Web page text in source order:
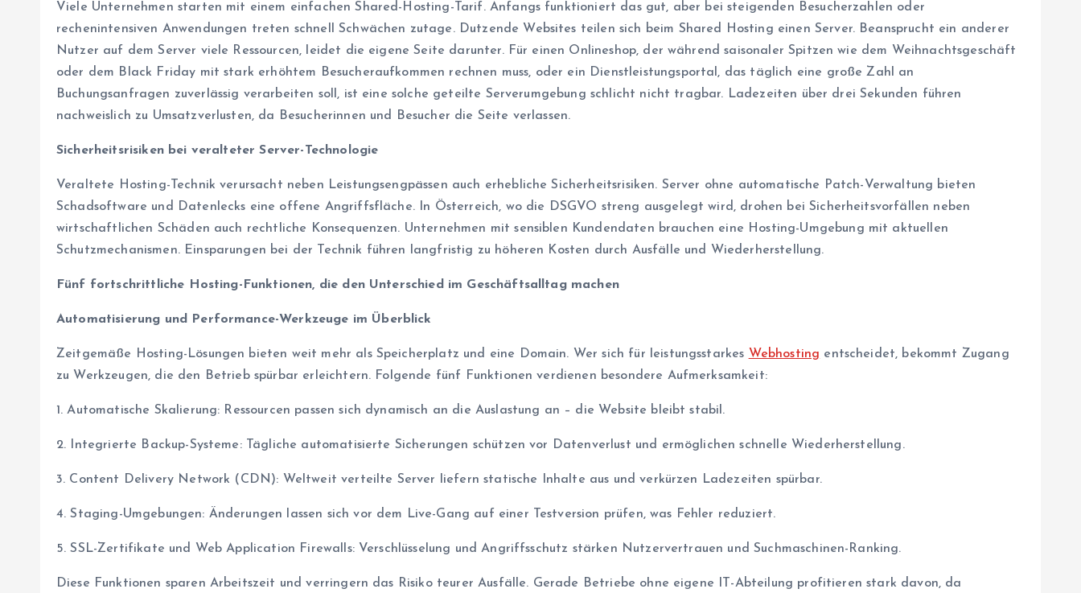
Viele Unternehmen starten mit einem einfachen Shared-Hosting-Tarif. Anfangs funktioniert das gut, aber bei steigenden Besucherzahlen oder
rechenintensiven Anwendungen treten schnell Schwächen zutage. Dutzende Websites teilen sich beim Shared Hosting einen Server. Beansprucht ein anderer
Nutzer auf dem Server viele Ressourcen, leidet die eigene Seite darunter. Für einen Onlineshop, der während saisonaler Spitzen wie dem Weihnachtsgeschäft
oder dem Black Friday mit stark erhöhtem Besucheraufkommen rechnen muss, oder ein Dienstleistungsportal, das täglich eine große Zahl an
Buchungsanfragen zuverlässig verarbeiten soll, ist eine solche geteilte Serverumgebung schlicht nicht tragbar. Ladezeiten über drei Sekunden führen
nachweislich zu Umsatzverlusten, da Besucherinnen und Besucher die Seite verlassen.
Sicherheitsrisiken bei veralteter Server-Technologie
Veraltete Hosting-Technik verursacht neben Leistungsengpässen auch erhebliche Sicherheitsrisiken. Server ohne automatische Patch-Verwaltung bieten
Schadsoftware und Datenlecks eine offene Angriffsfläche. In Österreich, wo die DSGVO streng ausgelegt wird, drohen bei Sicherheitsvorfällen neben
wirtschaftlichen Schäden auch rechtliche Konsequenzen. Unternehmen mit sensiblen Kundendaten brauchen eine Hosting-Umgebung mit aktuellen
Schutzmechanismen. Einsparungen bei der Technik führen langfristig zu höheren Kosten durch Ausfälle und Wiederherstellung.
Fünf fortschrittliche Hosting-Funktionen, die den Unterschied im Geschäftsalltag machen
Automatisierung und Performance-Werkzeuge im Überblick
Zeitgemäße Hosting-Lösungen bieten weit mehr als Speicherplatz und eine Domain. Wer sich für leistungsstarkes Webhosting entscheidet, bekommt Zugang
zu Werkzeugen, die den Betrieb spürbar erleichtern. Folgende fünf Funktionen verdienen besondere Aufmerksamkeit:
1. Automatische Skalierung: Ressourcen passen sich dynamisch an die Auslastung an – die Website bleibt stabil.
2. Integrierte Backup-Systeme: Tägliche automatisierte Sicherungen schützen vor Datenverlust und ermöglichen schnelle Wiederherstellung.
3. Content Delivery Network (CDN): Weltweit verteilte Server liefern statische Inhalte aus und verkürzen Ladezeiten spürbar.
4. Staging-Umgebungen: Änderungen lassen sich vor dem Live-Gang auf einer Testversion prüfen, was Fehler reduziert.
5. SSL-Zertifikate und Web Application Firewalls: Verschlüsselung und Angriffsschutz stärken Nutzervertrauen und Suchmaschinen-Ranking.
Diese Funktionen sparen Arbeitszeit und verringern das Risiko teurer Ausfälle. Gerade Betriebe ohne eigene IT-Abteilung profitieren stark davon, da